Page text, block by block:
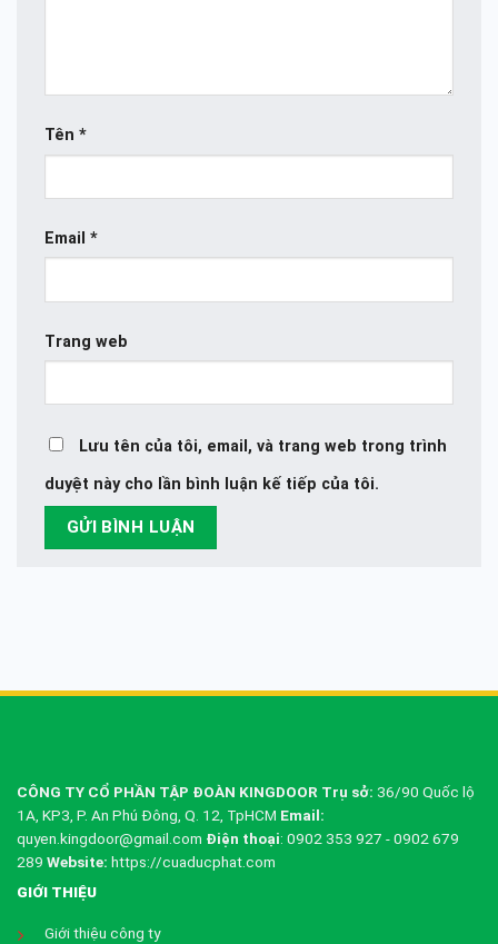
Tên *
Email *
Trang web
Lưu tên của tôi, email, và trang web trong trình
duyệt này cho lần bình luận kế tiếp của tôi.
CÔNG TY CỔ PHẦN TẬP ĐOÀN KINGDOOR Trụ sở: 36/90 Quốc lộ
1A, KP3, P. An Phú Đông, Q. 12, TpHCM Email:
quyen.kingdoor@gmail.com Điện thoại: 0902 353 927 - 0902 679
289 Website: https://cuaducphat.com
GIỚI THIỆU
Giới thiệu công ty